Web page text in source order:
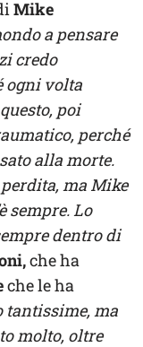
Mike
a pensare
credo
ogni volta
poi
perché
alla morte.
ma Mike
sempre. Lo
dentro di
che ha
che le ha
tantissime, ma
molto, oltre